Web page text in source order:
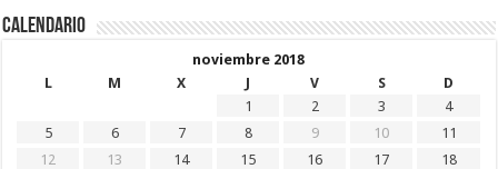
Calendario
noviembre 2018
L
M X J V S
D
1
2 3
4
5
6 7 8 9 10
11
12
13 14 15 16 17
18